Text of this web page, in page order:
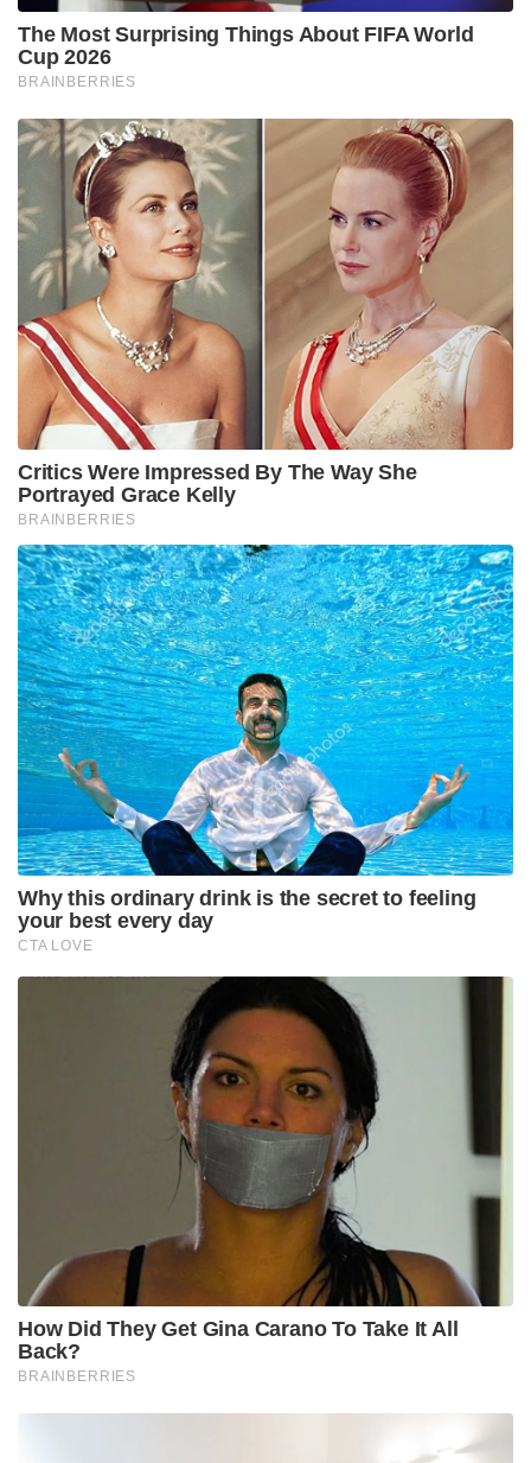
സ്റ്റേഷന് ചുറ്റുമുള്ള അനധികൃത
കയ്യേറ്റങ്ങൾക്കുമെതിരെ ബുൾഡോസർ ഉപയോഗിച്ച്
കർശനമായ നടപടികൾ ഭരണകൂടം സ്വീകരിച്ചിരുന്നു.
പൊളിച്ചുനീക്കുന്നതിനെ പോലും ‘ന്യൂനപക്ഷങ്ങൾക്കും
വഴിയോര കച്ചവടക്കാർക്കും എതിരെയുള്ള
ആക്രമണം’ എന്ന് ചിത്രീകരിച്ച് സംസ്ഥാനത്ത് വർഗീയ
ധ്രുവീകരണമുണ്ടാക്കാനാണ് തൃണമൂലും മമതയും
ശ്രമിക്കുന്നത്.
ബംഗാളിൽ ബുൾഡോസർ സംസ്കാരം
അനുവദിക്കില്ലെന്ന് പ്രഖ്യാപിച്ചുകൊണ്ട്
സംസ്ഥാനവ്യാപകമായി വലിയ രീതിയിലുള്ള
അക്രമങ്ങൾക്കും പ്രതിഷേധ പരിപാടികൾക്കുമാണ്
ടിഎംസി ആഹ്വാനം ചെയ്തിരിക്കുന്നത്. കഴിഞ്ഞ
ദിവസം പാർക്ക് സർക്കസിൽ ടിഎംസി അനുകൂലികൾ
നടത്തിയ അക്രമാസക്തമായ പ്രതിഷേധത്തിനിടയിൽ
കല്ലേറുണ്ടാകുകയും പത്തിലധികം പോലീസുകാർക്ക്
ഗുരുതരമായി പരിക്കേൽക്കുകയും ചെയ്തിരുന്നു.
ബിജെപി സർക്കാർ ബംഗാളിനെ വികസനത്തിലേക്ക്
നയിക്കുമ്പോൾ അതിനെ തകർക്കാൻ മമത ബാനർജി
കോടതികളെപ്പോലും രാഷ്ട്രീയ
ആയുധമാക്കുകയാണ്. കൽക്കട്ട ഹൈക്കോടതിയിൽ
അഭിഭാഷകന്റെ വേഷമണിഞ്ഞ് നേരിട്ടെത്തിയ മമത
ബാനർജി, കുറ്റവാളികൾക്ക് അനുകൂലമായി
വാദിക്കുകയും ഭരണകൂടത്തിന്റെ വികസന നയങ്ങളെ
‘ഭയത്തിന്റെ ഭരണം’ എന്ന് വിളിച്ച്
അധിക്ഷേപിക്കുകയും ചെയ്തു.
സന്ദേഷ്ഖാലിയിലെ ഇരയായ രേഖാ പത്ര
ഉൾപ്പെടെയുള്ള ബിജെപി സ്ഥാനാർത്ഥികൾ വൻ
ഭൂരിപക്ഷത്തോടെ വിജയിച്ച് കയറുകയും മമതയുടെ
സ്വന്തം കോട്ടയായ ഭവാനിപൂരിൽ സുവേന്ദു
അധികാരിയോട് മമത പരാജയപ്പെടുകയും
ചെയ്തതോടെ ടിഎംസിയുടെ അടിത്തറ
ഇളകിയിരിക്കുകയാണ്. വികസന വിരുദ്ധരും
രാജ്യദ്രോഹ ശക്തികളെ പിന്തുണയ്ക്കുന്നവരുമായ
തൃണമൂലിനെ ബംഗാളിലെ ജനങ്ങൾ പൂർണ്ണമായി
തള്ളിക്കളഞ്ഞതിന്റെ അമർഷമാണ് കേന്ദ്ര
സർക്കാരിന്റെ ദിവസങ്ങൾ എണ്ണപ്പെട്ടുവെന്ന
മമതയുടെ നിരാശ കലർന്ന പ്രസ്താവനകളിലൂടെ
പുറത്തുവരുന്നത്.
Tags: mamata mamata banerjee